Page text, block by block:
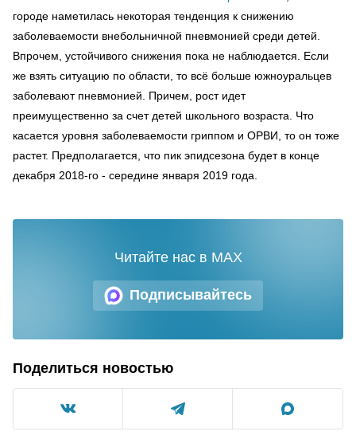
городе наметилась некоторая тенденция к снижению
заболеваемости внебольничной пневмонией среди детей.
Впрочем, устойчивого снижения пока не наблюдается. Если
же взять ситуацию по области, то всё больше южноуральцев
заболевают пневмонией. Причем, рост идет
преимущественно за счет детей школьного возраста. Что
касается уровня заболеваемости гриппом и ОРВИ, то он тоже
растет. Предполагается, что пик эпидсезона будет в конце
декабря 2018-го - середине января 2019 года.
Подписывайтесь
Читайте нас в MAX
Поделиться новостью